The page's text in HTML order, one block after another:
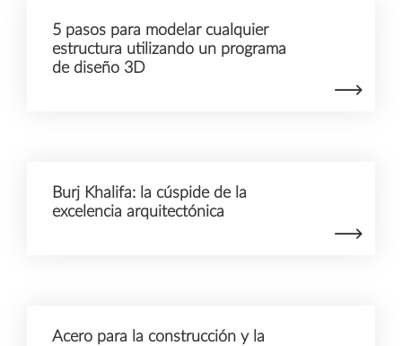
5 pasos para modelar cualquier
estructura utilizando un programa
de diseño 3D
Burj Khalifa: la cúspide de la
excelencia arquitectónica
Acero para la construcción y la